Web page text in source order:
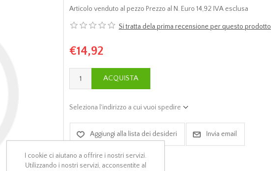
Articolo venduto al pezzo Prezzo al N. Euro 14,92 IVA esclusa
Si tratta dela prima recensione per questo prodotto
€14,92
ACQUISTA
Seleziona l'indirizzo a cui vuoi spedire
Aggiungi alla lista dei desideri Invia email
I cookie ci aiutano a offrire i nostri servizi.
Utilizzando i nostri servizi, acconsentite al